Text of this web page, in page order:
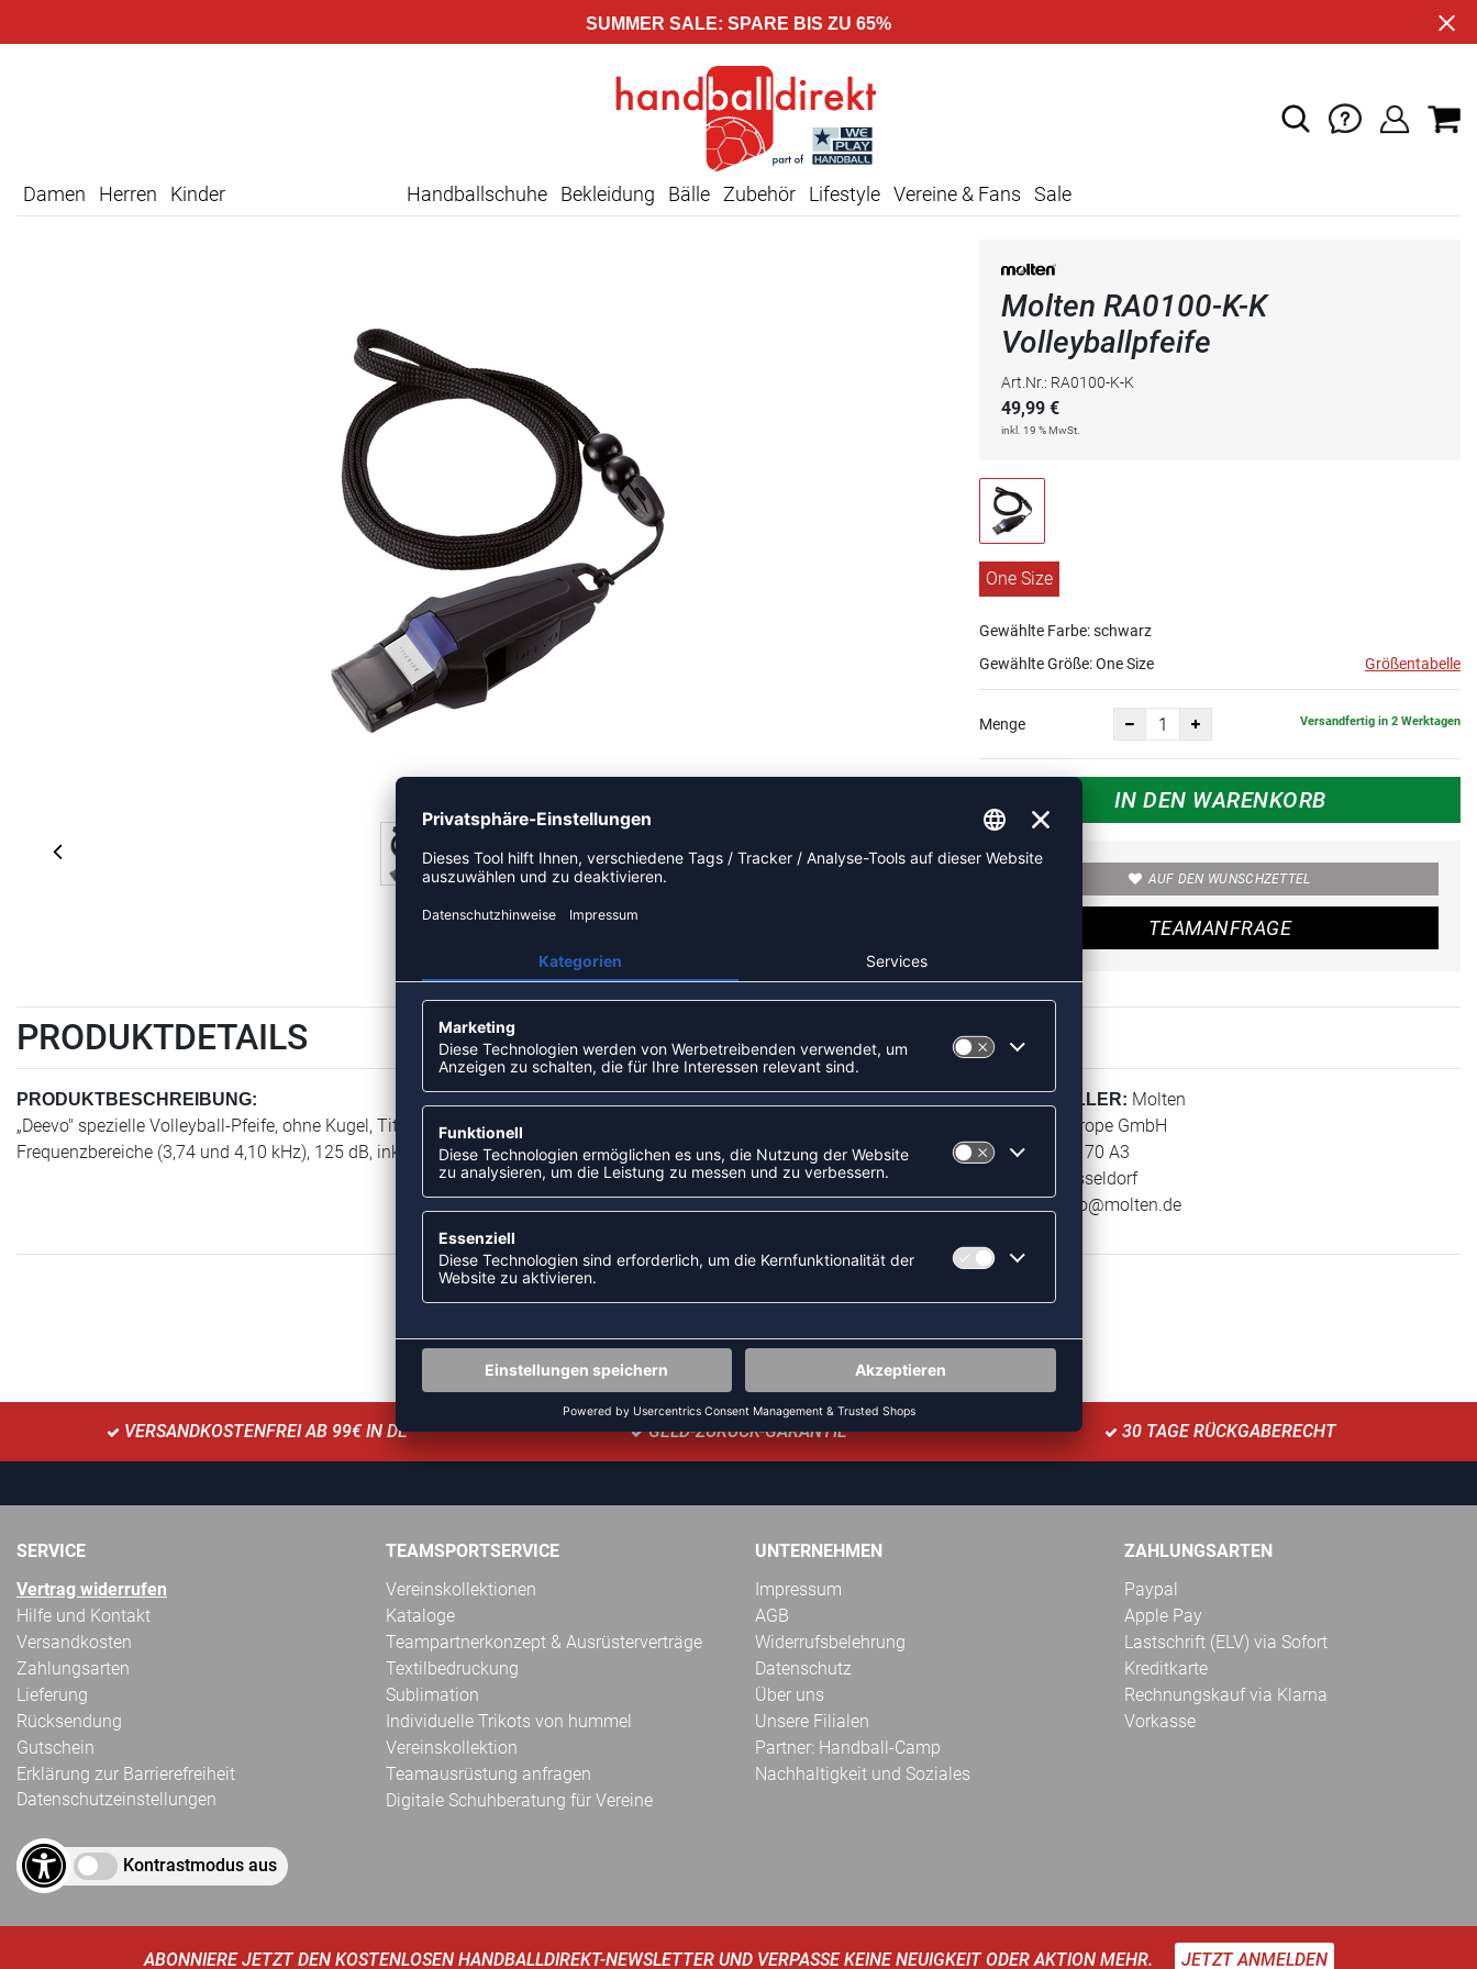
SUMMER SALE: SPARE BIS ZU 65%
Damen Herren Kinder Handballschuhe Bekleidung Bälle Zubehör Lifestyle Vereine & Fans Sale
Molten RA0100-K-K
Volleyballpfeife
Art.Nr.: RA0100-K-K
49,99 €
inkl. 19 % MwSt.
One Size
Gewählte Farbe: schwarz
Gewählte Größe:One Size Größentabelle
Menge Versandfertig in 2 Werktagen
IN DEN WARENKORB
AUF DEN WUNSCHZETTEL
TEAMANFRAGE
PRODUKTDETAILS
PRODUKTBESCHREIBUNG:
„Deevo" spezielle Volleyball-Pfeife, ohne Kugel, Titanmundstück, patentierter 4-Oktaven-Klang, konstanter klarer Ton, 2
Frequenzbereiche (3,74 und 4,10 kHz), 125 dB, inkl. Schnur
HERSTELLER: Molten
Molten Europe GmbH
Wiesenstr. 70 A3
40549 Düsseldorf
E-Mail:
info@molten.de
ZULETZT ANGESEHEN
VERSANDKOSTENFREI AB 99€ IN DE GELD-ZURÜCK-GARANTIE 30 TAGE RÜCKGABERECHT
SERVICE
Vertrag widerrufen
Hilfe und Kontakt
Versandkosten
Zahlungsarten
Lieferung
Rücksendung
Gutschein
Erklärung zur Barrierefreiheit
Datenschutzeinstellungen
Kontrastmodus aus
TEAMSPORTSERVICE
Vereinskollektionen
Kataloge
Teampartnerkonzept & Ausrüsterverträge
Textilbedruckung
Sublimation
Individuelle Trikots von hummel
Vereinskollektion
Teamausrüstung anfragen
Digitale Schuhberatung für Vereine
UNTERNEHMEN
Impressum
AGB
Widerrufsbelehrung
Datenschutz
Über uns
Unsere Filialen
Partner: Handball-Camp
Nachhaltigkeit und Soziales
ZAHLUNGSARTEN
Paypal
Apple Pay
Lastschrift (ELV) via Sofort
Kreditkarte
Rechnungskauf via Klarna
Vorkasse
ABONNIERE JETZT DEN KOSTENLOSEN HANDBALLDIREKT-NEWSLETTER UND VERPASSE KEINE NEUIGKEIT ODER AKTION MEHR. JETZT ANMELDEN